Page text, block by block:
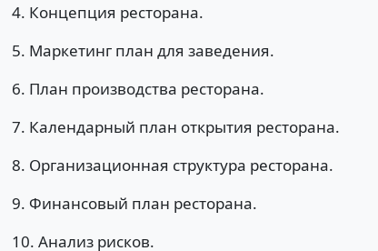
4. Концепция ресторана.
5. Маркетинг план для заведения.
6. План производства ресторана.
7. Календарный план открытия ресторана.
8. Организационная структура ресторана.
9. Финансовый план ресторана.
10. Анализ рисков.